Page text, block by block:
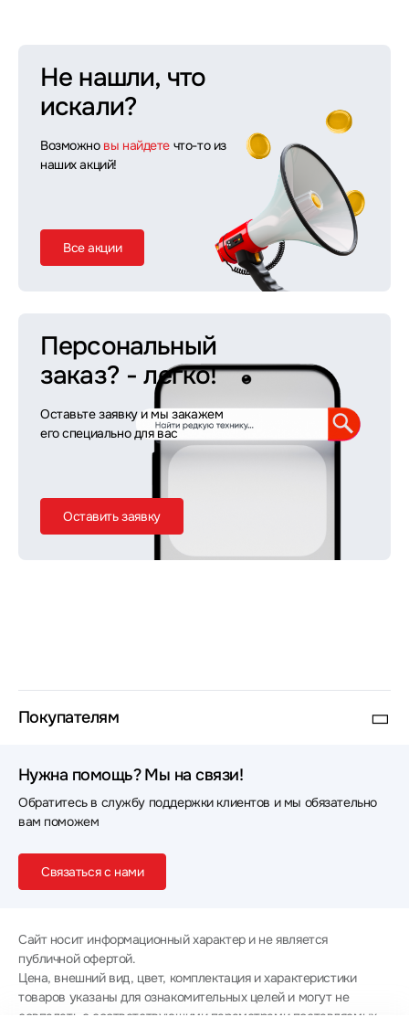
Не нашли, что
искали?
Возможно вы найдете что-то из
наших акций!
Все акции
Персональный
заказ? - легко!
Оставьте заявку и мы закажем
его специально для вас
Оставить заявку
Покупателям
Нужна помощь? Мы на связи!
Обратитесь в службу поддержки клиентов и мы обязательно
вам поможем
Связаться с нами
Сайт носит информационный характер и не является
публичной офертой.
Цена, внешний вид, цвет, комплектация и характеристики
товаров указаны для ознакомительных целей и могут не